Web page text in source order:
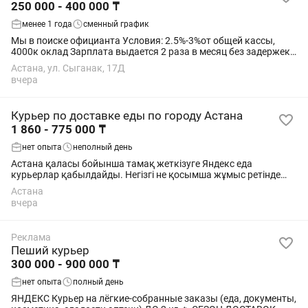
250 000 - 400 000 ₸
менее 1 года сменный график
Мы в поиске официанта Условия: 2.5%-3%от общей кассы,
4000к оклад Зарплата выдается 2 раза в месяц без задержек
(аванс и зп) Три дня прохождения стажировки обязательно
Время работы 07:30 -...
Астана, ул. Сыганак, 17Д
вчера
Курьер по доставке еды по городу Астана
1 860 - 775 000 ₸
нет опыта неполный день
Астана қаласы бойынша тамақ жеткізуге Яндекс еда
курьерлар қабылдайды. Негізгі не қосымша жұмыс ретінде
болады, жұмыс уақыты, еркін график. 18-63 жас аралығында.
Жаяу, вело, көлікпен. Толық ақпарат...
Астана
вчера
Реклама
Пеший курьер
300 000 - 900 000 ₸
нет опыта полный день
ЯНДЕКС Курьер на лёгкие-собранные заказы (еда, документы,